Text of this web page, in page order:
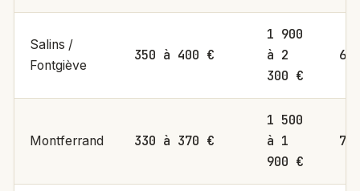
Salins /
Fontgiève
350 à 400 €
1 900
à 2
300 €
6
Montferrand 330 à 370 €
1 500
à 1
900 €
7